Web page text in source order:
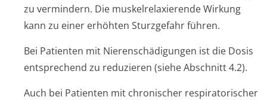
zu vermindern. Die muskelrelaxierende Wirkung
kann zu einer erhöhten Sturzgefahr führen.
Bei Patienten mit Nierenschädigungen ist die Dosis
entsprechend zu reduzieren (siehe Abschnitt 4.2).
Auch bei Patienten mit chronischer respiratorischer